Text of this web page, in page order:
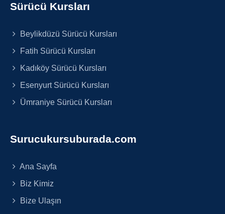
Sürücü Kursları
Beylikdüzü Sürücü Kursları
Fatih Sürücü Kursları
Kadıköy Sürücü Kursları
Esenyurt Sürücü Kursları
Ümraniye Sürücü Kursları
Surucukursuburada.com
Ana Sayfa
Biz Kimiz
Bize Ulaşın